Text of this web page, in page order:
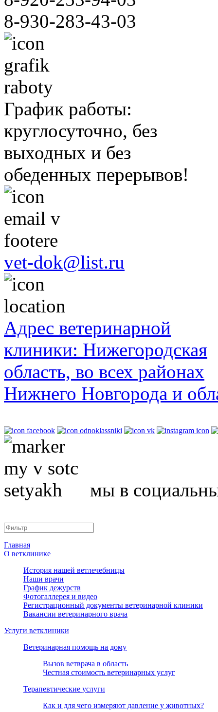
8-930-283-43-03
График работы:
круглосуточно, без
выходных и без
обеденных перерывов!
vet-dok@list.ru
Адрес ветеринарной
клиники: Нижегородская
область, во всех районах
Нижнего Новгорода и
мы в
Главная
О ветклинике
История нашей ветлечебницы
Наши врачи
График дежурств
Фотогаллерея и видео
Регистрационный документы ветеринарной клиники
Вакансии ветеринарного врача
Услуги ветклиники
Ветеринарная помощь на дому
Вызов ветврача в область
Честная стоимость ветеринарных услуг
Терапевтические услуги
Как и для чего измеряют давление у животных?